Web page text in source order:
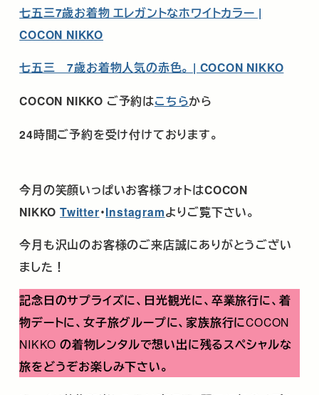
七五三7歳お着物 エレガントなホワイトカラー |
COCON NIKKO
七五三 7歳お着物人気の赤色。 | COCON NIKKO
COCON NIKKO ご予約はこちらから
24時間ご予約を受け付けております。
今月の笑顔いっぱいお客様フォトはCOCON
NIKKO Twitter･Instagramよりご覧下さい。
今月も沢山のお客様のご来店誠にありがとうござい
ました！
記念日のサプライズに、日光観光に、卒業旅行に、着
物デートに、女子旅グループに、家族旅行にCOCON
NIKKO の着物レンタルで想い出に残るスペシャルな
旅をどうぞお楽しみ下さい。